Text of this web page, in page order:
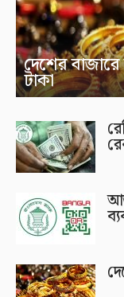
দেশের
টাকা